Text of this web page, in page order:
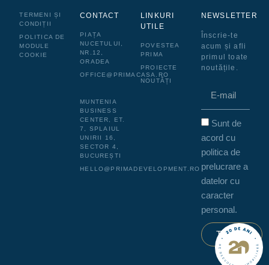
TERMENI ȘI
CONDIȚII
POLITICA DE
MODULE
COOKIE
CONTACT
PIAȚA
NUCETULUI,
NR.12,
ORADEA
OFFICE@PRIMACASA.RO
MUNTENIA
BUSINESS
CENTER, ET.
7, SPLAIUL
UNIRII 16,
SECTOR 4,
BUCUREȘTI
HELLO@PRIMADEVELOPMENT.RO
LINKURI
UTILE
POVESTEA
PRIMA
PROIECTE
NOUTĂȚI
NEWSLETTER
Înscrie-te
acum și afli
primul toate
noutățile.
Sunt de
acord cu
politica de
prelucrare a
datelor cu
caracter
personal.
Trimite